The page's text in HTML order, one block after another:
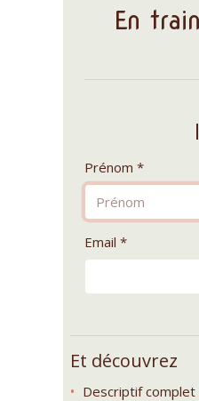
En
Prénom *
Email *
Et découvrez
Descriptif complet